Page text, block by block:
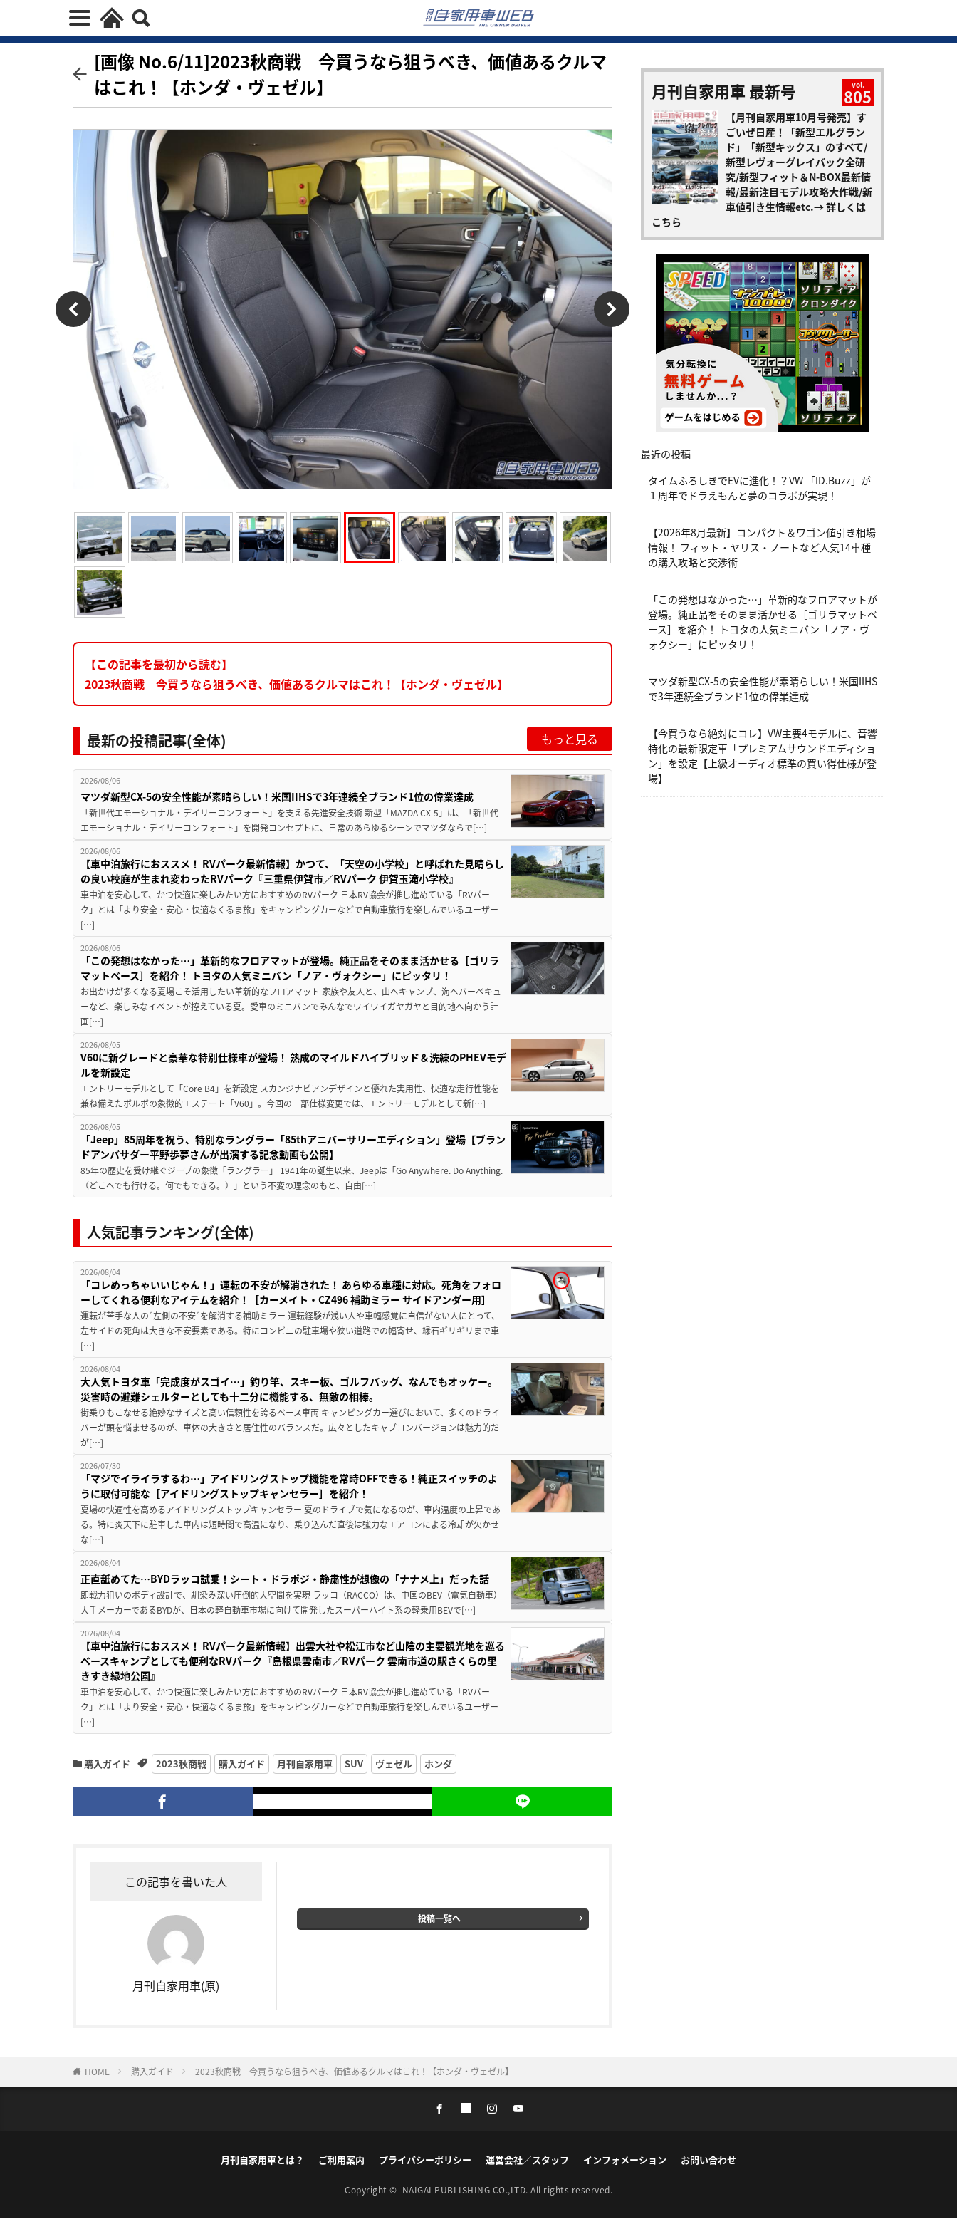
[画像 No.6/11]2023秋商戦 今買うなら狙うべき、価値あるクルマ
はこれ！【ホンダ・ヴェゼル】
【この記事を最初から読む】
2023秋商戦 今買うなら狙うべき、価値あるクルマはこれ！【ホンダ・ヴェゼル】
最新の投稿記事(全体) もっと見る
2026/08/06
マツダ新型CX-5の安全性能が素晴らしい！米国IIHSで3年連続全ブランド1位の偉業達成
「新世代エモーショナル・デイリーコンフォート」を支える先進安全技術 新型「MAZDA CX-5」は、「新世代
エモーショナル・デイリーコンフォート」を開発コンセプトに、日常のあらゆるシーンでマツダならで[…]
2026/08/06
【車中泊旅行におススメ！ RVパーク最新情報】かつて、「天空の小学校」と呼ばれた見晴らし
の良い校庭が生まれ変わったRVパーク『三重県伊賀市／RVパーク 伊賀玉滝小学校』
車中泊を安心して、かつ快適に楽しみたい方におすすめのRVパーク 日本RV協会が推し進めている「RVパー
ク」とは「より安全・安心・快適なくるま旅」をキャンピングカーなどで自動車旅行を楽しんでいるユーザー
[…]
2026/08/06
「この発想はなかった…」革新的なフロアマットが登場。純正品をそのまま活かせる［ゴリラ
マットベース］を紹介！ トヨタの人気ミニバン「ノア・ヴォクシー」にピッタリ！
お出かけが多くなる夏場こそ活用したい革新的なフロアマット 家族や友人と、山へキャンプ、海へバーベキュ
ーなど、楽しみなイベントが控えている夏。愛車のミニバンでみんなでワイワイガヤガヤと目的地へ向かう計
画[…]
2026/08/05
V60に新グレードと豪華な特別仕様車が登場！ 熟成のマイルドハイブリッド＆洗練のPHEVモデ
ルを新設定
エントリーモデルとして「Core B4」を新設定 スカンジナビアンデザインと優れた実用性、快適な走行性能を
兼ね備えたボルボの象徴的エステート「V60」。今回の一部仕様変更では、エントリーモデルとして新[…]
2026/08/05
「Jeep」85周年を祝う、特別なラングラー「85thアニバーサリーエディション」登場【ブラン
ドアンバサダー平野歩夢さんが出演する記念動画も公開】
85年の歴史を受け継ぐジープの象徴「ラングラー」 1941年の誕生以来、Jeepは「Go Anywhere. Do Anything.
（どこへでも行ける。何でもできる。）」という不変の理念のもと、自由[…]
人気記事ランキング(全体)
2026/08/04
「コレめっちゃいいじゃん！」運転の不安が解消された！ あらゆる車種に対応。死角をフォロ
ーしてくれる便利なアイテムを紹介！［カーメイト・CZ496 補助ミラー サイドアンダー用］
運転が苦手な人の”左側の不安”を解消する補助ミラー 運転経験が浅い人や車幅感覚に自信がない人にとって、
左サイドの死角は大きな不安要素である。特にコンビニの駐車場や狭い道路での幅寄せ、縁石ギリギリまで車
[…]
2026/08/04
大人気トヨタ車「完成度がスゴイ…」釣り竿、スキー板、ゴルフバッグ、なんでもオッケー。
災害時の避難シェルターとしても十二分に機能する、無敵の相棒。
街乗りもこなせる絶妙なサイズと高い信頼性を誇るベース車両 キャンピングカー選びにおいて、多くのドライ
バーが頭を悩ませるのが、車体の大きさと居住性のバランスだ。広々としたキャブコンバージョンは魅力的だ
が[…]
2026/07/30
「マジでイライラするわ…」アイドリングストップ機能を常時OFFできる！純正スイッチのよ
うに取付可能な［アイドリングストップキャンセラー］を紹介！
夏場の快適性を高めるアイドリングストップキャンセラー 夏のドライブで気になるのが、車内温度の上昇であ
る。特に炎天下に駐車した車内は短時間で高温になり、乗り込んだ直後は強力なエアコンによる冷却が欠かせ
な[…]
2026/08/04
正直舐めてた…BYDラッコ試乗！シート・ドラポジ・静粛性が想像の「ナナメ上」だった話
即戦力狙いのボディ設計で、馴染み深い圧倒的大空間を実現 ラッコ（RACCO）は、中国のBEV（電気自動車）
大手メーカーであるBYDが、日本の軽自動車市場に向けて開発したスーパーハイト系の軽乗用BEVで[…]
2026/08/04
【車中泊旅行におススメ！ RVパーク最新情報】出雲大社や松江市など山陰の主要観光地を巡る
ベースキャンプとしても便利なRVパーク『島根県雲南市／RVパーク 雲南市道の駅さくらの里
きすき緑地公園』
車中泊を安心して、かつ快適に楽しみたい方におすすめのRVパーク 日本RV協会が推し進めている「RVパー
ク」とは「より安全・安心・快適なくるま旅」をキャンピングカーなどで自動車旅行を楽しんでいるユーザー
[…]
購入ガイド 2023秋商戦 購入ガイド 月刊自家用車 SUV ヴェゼル ホンダ
この記事を書いた人
月刊自家用車(原)
投稿一覧へ
月刊自家用車 最新号 vol.
805
【月刊自家用車10月号発売】す
ごいぜ日産！「新型エルグラン
ド」「新型キックス」のすべて/
新型レヴォーグレイバック全研
究/新型フィット＆N-BOX最新情
報/最新注目モデル攻略大作戦/新
車値引き生情報etc.→ 詳しくは
こちら
最近の投稿
タイムふろしきでEVに進化！？VW 「ID.Buzz」が
１周年でドラえもんと夢のコラボが実現！
【2026年8月最新】コンパクト＆ワゴン値引き相場
情報！ フィット・ヤリス・ノートなど人気14車種
の購入攻略と交渉術
「この発想はなかった…」革新的なフロアマットが
登場。純正品をそのまま活かせる［ゴリラマットベ
ース］を紹介！ トヨタの人気ミニバン「ノア・ヴ
ォクシー」にピッタリ！
マツダ新型CX-5の安全性能が素晴らしい！米国IIHS
で3年連続全ブランド1位の偉業達成
【今買うなら絶対にコレ】VW主要4モデルに、音響
特化の最新限定車「プレミアムサウンドエディショ
ン」を設定【上級オーディオ標準の買い得仕様が登
場】
HOME 購入ガイド 2023秋商戦 今買うなら狙うべき、価値あるクルマはこれ！【ホンダ・ヴェゼル】
月刊自家用車とは？ ご利用案内 プライバシーポリシー 運営会社／スタッフ インフォメーション お問い合わせ
Copyright © NAIGAI PUBLISHING CO.,LTD. All rights reserved.